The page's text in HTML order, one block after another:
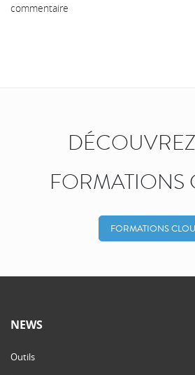
commentaire
FORMATIONS
FORMATIONS
NEWS
Outils